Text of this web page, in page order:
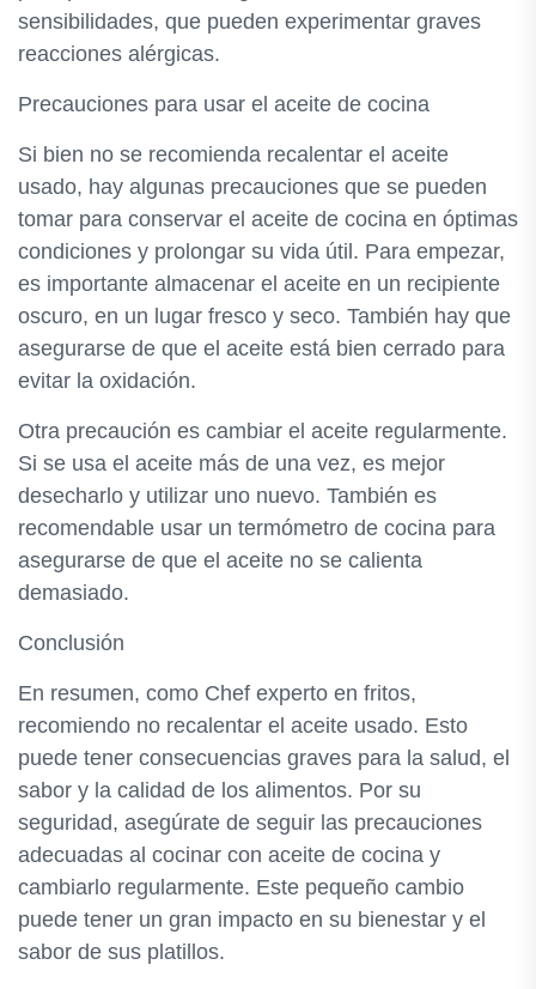
sensibilidades, que pueden experimentar graves
reacciones alérgicas.
Precauciones para usar el aceite de cocina
Si bien no se recomienda recalentar el aceite
usado, hay algunas precauciones que se pueden
tomar para conservar el aceite de cocina en óptimas
condiciones y prolongar su vida útil. Para empezar,
es importante almacenar el aceite en un recipiente
oscuro, en un lugar fresco y seco. También hay que
asegurarse de que el aceite está bien cerrado para
evitar la oxidación.
Otra precaución es cambiar el aceite regularmente.
Si se usa el aceite más de una vez, es mejor
desecharlo y utilizar uno nuevo. También es
recomendable usar un termómetro de cocina para
asegurarse de que el aceite no se calienta
demasiado.
Conclusión
En resumen, como Chef experto en fritos,
recomiendo no recalentar el aceite usado. Esto
puede tener consecuencias graves para la salud, el
sabor y la calidad de los alimentos. Por su
seguridad, asegúrate de seguir las precauciones
adecuadas al cocinar con aceite de cocina y
cambiarlo regularmente. Este pequeño cambio
puede tener un gran impacto en su bienestar y el
sabor de sus platillos.